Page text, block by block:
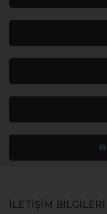
İLETİŞİM BİLGİLERİ